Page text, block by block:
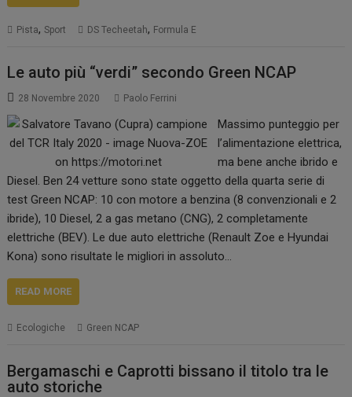
Pista,Sport DS Techeetah, Formula E
Le auto più “verdi” secondo Green NCAP
28 Novembre 2020 Paolo Ferrini
Massimo punteggio per
l’alimentazione elettrica,
ma bene anche ibrido e
Diesel. Ben 24 vetture sono state oggetto della quarta serie di
test Green NCAP: 10 con motore a benzina (8 convenzionali e 2
ibride), 10 Diesel, 2 a gas metano (CNG), 2 completamente
elettriche (BEV). Le due auto elettriche (Renault Zoe e Hyundai
Kona) sono risultate le migliori in assoluto…
READ MORE
Ecologiche Green NCAP
Bergamaschi e Caprotti bissano il titolo tra le
auto storiche